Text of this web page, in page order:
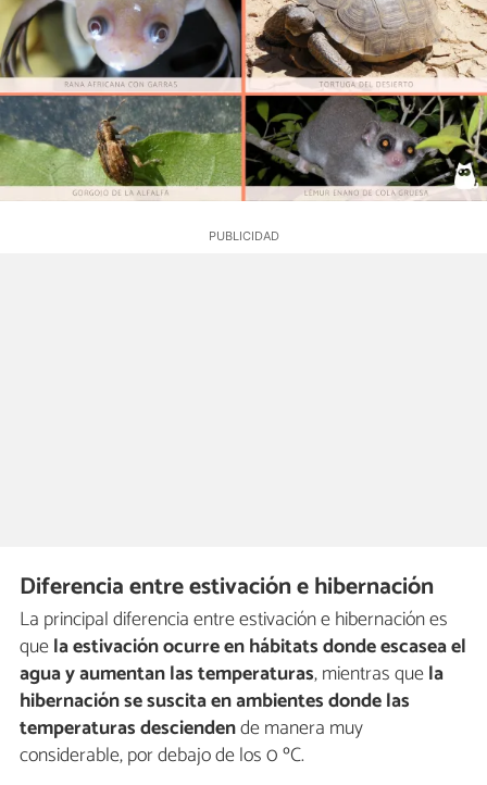
Diferencia entre estivación e hibernación
La principal diferencia entre estivación e hibernación es
quela estivación ocurre en hábitats donde escasea el
agua y aumentan las temperaturas, mientras quela
hibernación se suscita en ambientes donde las
temperaturas desciendende manera muy
considerable, por debajo de los 0 ºC.